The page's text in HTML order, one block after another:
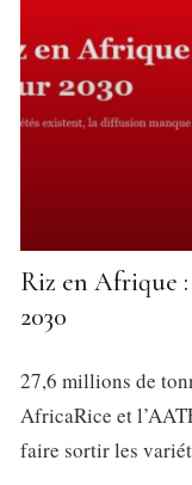
Riz en Afrique :
2030
27,6 millions de
AfricaRice et
faire sortir les